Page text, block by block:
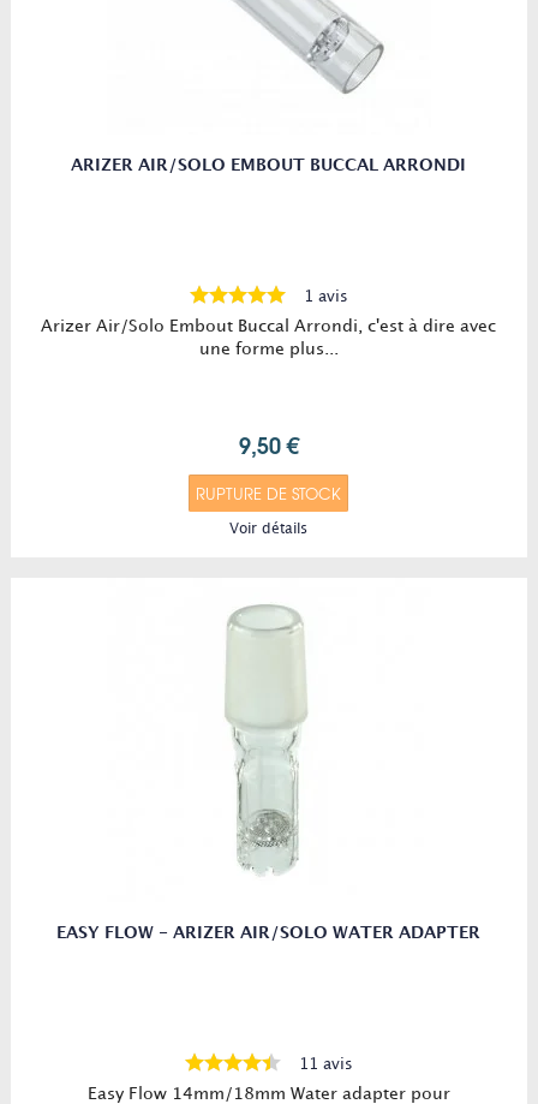
ARIZER AIR/SOLO EMBOUT BUCCAL ARRONDI
1 avis
Arizer Air/Solo Embout Buccal Arrondi, c'est à dire avec
une forme plus...
9,50 €
RUPTURE DE STOCK
Voir détails
EASY FLOW - ARIZER AIR/SOLO WATER ADAPTER
11 avis
Easy Flow 14mm/18mm Water adapter pour